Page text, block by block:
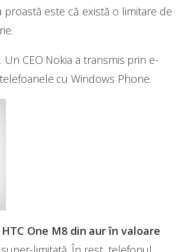
este că există o limitare de
CEO Nokia a transmis prin e-
cu Windows Phone.
One M8 din aur în valoare